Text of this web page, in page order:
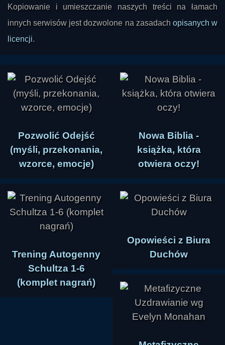
Kopiowanie i umieszczanie naszych treści na łamach
innych serwisów jest dozwolone na zasadach opisanych w
licencji.
Pozwolić Odejść
(myśli, przekonania,
wzorce, emocje)
Nowa Biblia -
książka, która
otwiera oczy!
Trening Autogenny
Schultza 1-6
(komplet nagrań)
Opowieści z Biura
Duchów